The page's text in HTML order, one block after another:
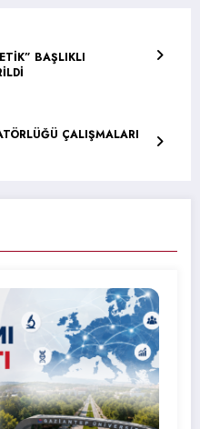
BAŞLIKLI
ÇALIŞMALARI